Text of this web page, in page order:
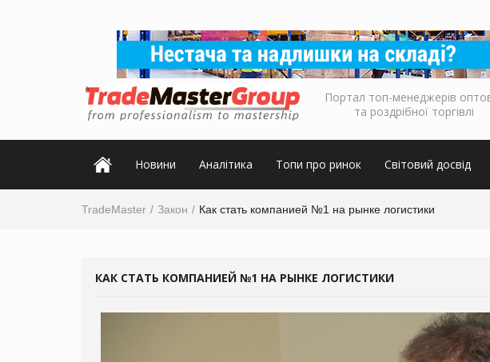
Портал топ-менеджерів
та роздрібної торгівлі
Новини Аналітика Топи про ринок Світовий досвід
TradeMaster Закон Как стать компанией №1 на рынке логистики
КАК СТАТЬ КОМПАНИЕЙ №1 НА РЫНКЕ ЛОГИСТИКИ